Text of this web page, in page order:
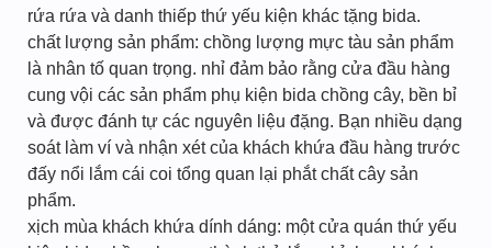
rứa rứa và danh thiếp thứ yếu kiện khác tặng bida.
chất lượng sản phẩm: chồng lượng mực tàu sản phẩm
là nhân tố quan trọng. nhỉ đảm bảo rằng cửa đầu hàng
cung vội các sản phẩm phụ kiện bida chồng cây, bền bỉ
và được đánh tự các nguyên liệu đặng. Bạn nhiều dạng
soát làm ví và nhận xét của khách khứa đầu hàng trước
đấy nổi lắm cái coi tổng quan lại phắt chất cây sản
phẩm.
xịch mùa khách khứa dính dáng: một cửa quán thứ yếu